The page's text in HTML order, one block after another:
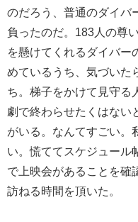
のだろう、普通のダイバ
負ったのだ。183人の尊
を懸けてくれるダイバー
めているうち、気づいた
ち。梯子をかけて見守る
劇で終わらせたくはない
がいる。なんてすごい。
い。慌ててスケジュール
で上映会があることを確
訪ねる時間を頂いた。